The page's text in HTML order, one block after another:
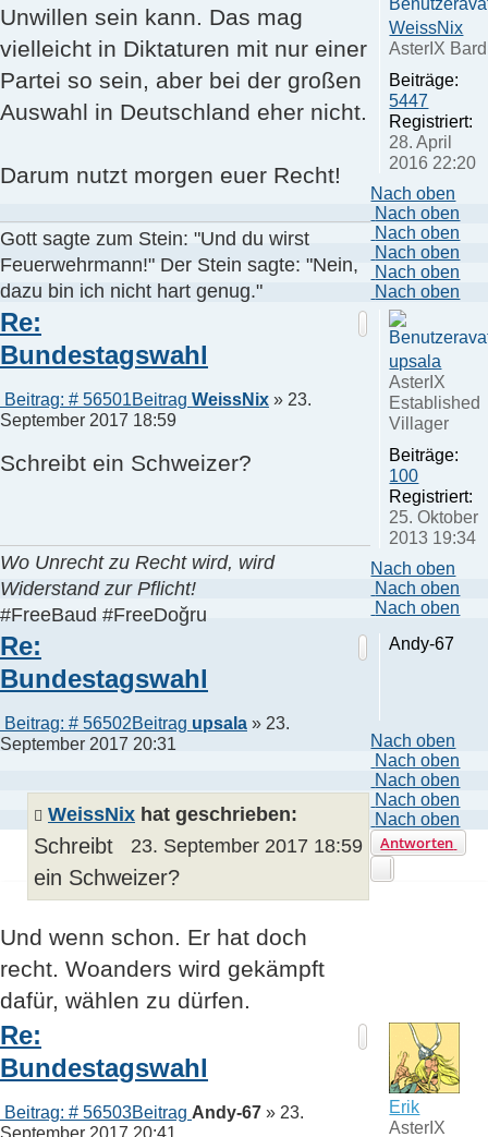
Unwillen sein kann. Das mag
vielleicht in Diktaturen mit nur einer
Partei so sein, aber bei der großen
Auswahl in Deutschland eher nicht.
Darum nutzt morgen euer Recht!
Gott sagte zum Stein: "Und du wirst
Feuerwehrmann!" Der Stein sagte: "Nein,
dazu bin ich nicht hart genug."
WeissNix
AsterIX Bard
Beiträge:
5447
Registriert:
28. April
2016 22:20
Re:
Bundestagswahl
Beitrag: # 56501Beitrag WeissNix » 23.
September 2017 18:59
Schreibt ein Schweizer?
Wo Unrecht zu Recht wird, wird
Widerstand zur Pflicht!
#FreeBaud #FreeDoğru
Nach oben
upsala
AsterIX
Established
Villager
Beiträge:
100
Registriert:
25. Oktober
2013 19:34
Re:
Bundestagswahl
Beitrag: # 56502Beitrag upsala » 23.
September 2017 20:31
WeissNix hat geschrieben:
23. September 2017 18:59
Schreibt
ein Schweizer?
Und wenn schon. Er hat doch
recht. Woanders wird gekämpft
dafür, wählen zu dürfen.
Nach oben
Andy-67
Re:
Bundestagswahl
Beitrag: # 56503Beitrag Andy-67 » 23.
Nach oben
Erik
AsterIX
Nach oben
Nach oben
Nach oben
Nach oben
Nach oben
Nach oben
Nach oben
Nach oben
Nach oben
Nach oben
Nach oben
Antworten